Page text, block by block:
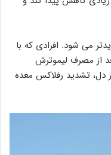
می شود. افرادی که با
از مصرف لیموترش
تشدید رفلاکس معده